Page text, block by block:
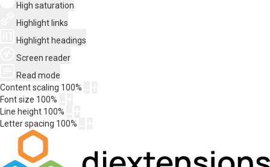
High saturation
Highlight links
Highlight headings
Screen reader
Read mode
Content scaling 100%
Font size 100%
Line height 100%
Letter spacing 100%